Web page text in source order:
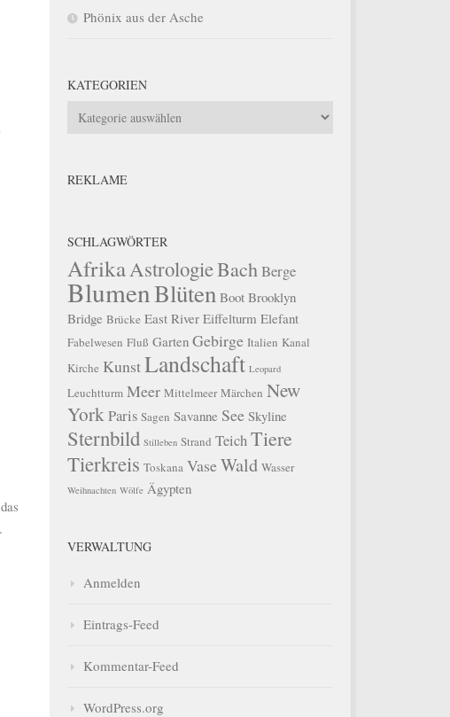
Phönix aus der Asche
KATEGORIEN
Kategorien
REKLAME
SCHLAGWÖRTER
AfrikaAstrologieBachBerge
BlumenBlüten Boot Brooklyn
Bridge Brücke East River Eiffelturm Elefant
Fabelwesen Fluß Garten Gebirge Italien Kanal
Kirche KunstLandschaft Leopard
Leuchtturm Meer Mittelmeer Märchen New
YorkParis Sagen Savanne See Skyline
Sternbild Stilleben Strand TeichTiere
Tierkreis Toskana VaseWald Wasser
Weihnachten Wölfe Ägypten
VERWALTUNG
Anmelden
Eintrags-Feed
Kommentar-Feed
WordPress.org